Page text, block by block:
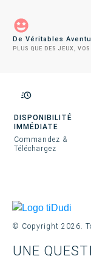
De Véritables
PLUS QUE DES JEUX,
DISPONIBILITÉ
IMMÉDIATE
Commandez &
Téléchargez
© Copyright 2026.
UNE